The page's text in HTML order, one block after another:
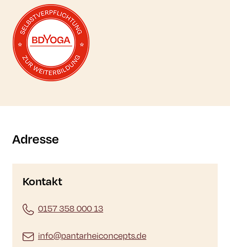
Mehr zur Selbstverpflichtung erfahren
Adresse
Kontakt
0157 358 000 13
info@pantarheiconcepts.de